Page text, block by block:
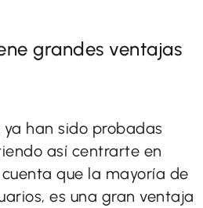
grandes ventajas
han sido probadas
así centrarte en
que la mayoría de
es una gran ventaja